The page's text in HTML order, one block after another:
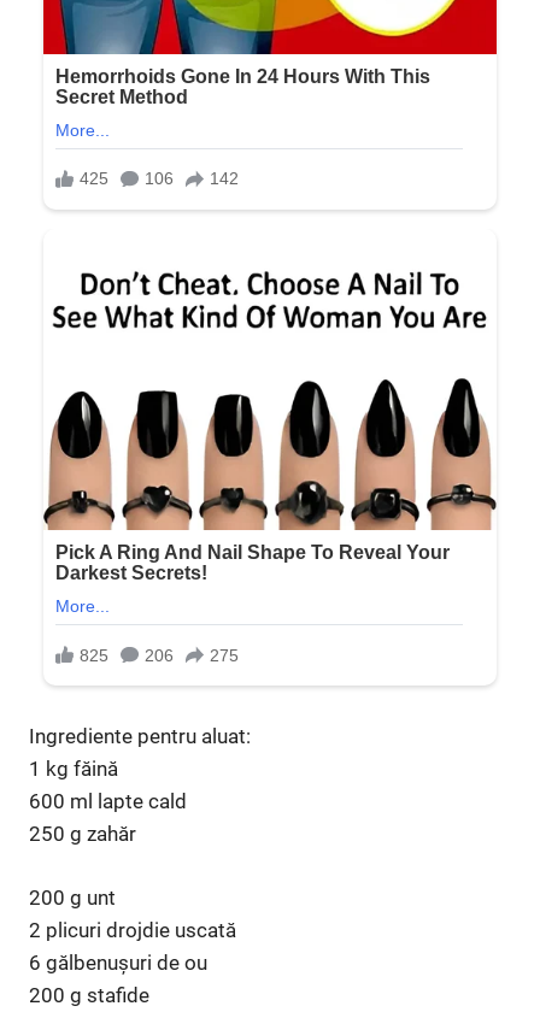
Ingrediente pentru aluat:
1 kg făină
600 ml lapte cald
250 g zahăr
200 g unt
2 plicuri drojdie uscată
6 gălbenușuri de ou
200 g stafide